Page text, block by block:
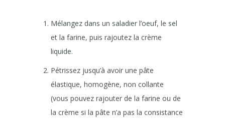
Mélangez dans un saladier l’oeuf, le sel
et la farine, puis rajoutez la crème
liquide.
Pétrissez jusqu’à avoir une pâte
élastique, homogène, non collante
(vous pouvez rajouter de la farine ou de
la crème si la pâte n’a pas la consistance